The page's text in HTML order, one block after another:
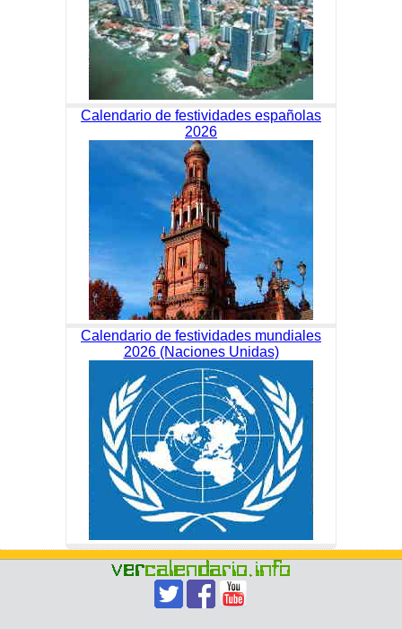
Calendario de festividades españolas
2026
Calendario de festividades mundiales
2026 (Naciones Unidas)